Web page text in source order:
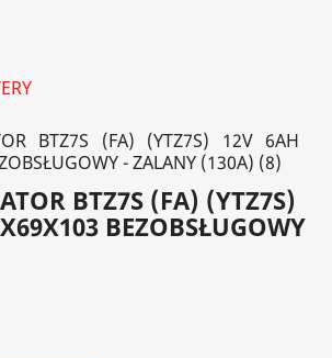
BTZ7S (FA) (YTZ7S) 12V 6AH
- ZALANY (130A) (8)
BTZ7S (FA) (YTZ7S)
BEZOBSŁUGOWY